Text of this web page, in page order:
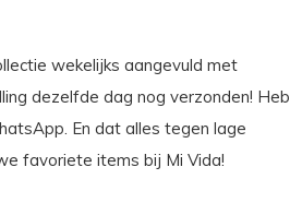
wekelijks aangevuld met
dezelfde dag nog verzonden! Heb
En dat alles tegen lage
favoriete items bij Mi Vida!